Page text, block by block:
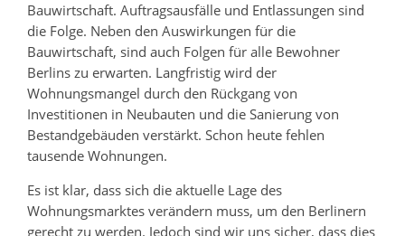
Bauwirtschaft. Auftragsausfälle und Entlassungen sind
die Folge. Neben den Auswirkungen für die
Bauwirtschaft, sind auch Folgen für alle Bewohner
Berlins zu erwarten. Langfristig wird der
Wohnungsmangel durch den Rückgang von
Investitionen in Neubauten und die Sanierung von
Bestandgebäuden verstärkt. Schon heute fehlen
tausende Wohnungen.
Es ist klar, dass sich die aktuelle Lage des
Wohnungsmarktes verändern muss, um den Berlinern
gerecht zu werden. Jedoch sind wir uns sicher, dass dies